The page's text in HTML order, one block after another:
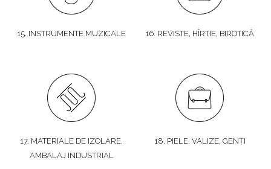
15. INSTRUMENTE MUZICALE 16. REVISTE, HÎRTIE, BIROTICĂ
17. MATERIALE DE IZOLARE,
AMBALAJ INDUSTRIAL
18. PIELE, VALIZE, GENȚI